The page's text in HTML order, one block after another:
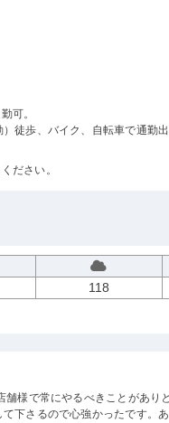
可。
徒歩、バイク、自転車で通勤
ださい。
118
様で常にやるべきことがあり
下さるので心強かったです。